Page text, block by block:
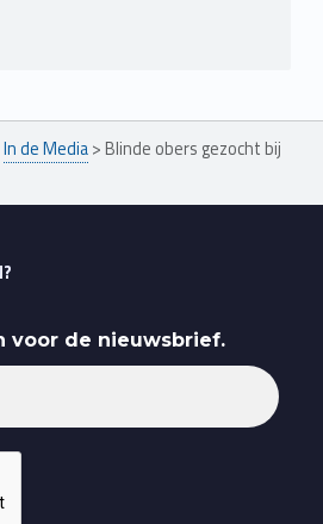
In de Media> Blinde obers gezocht bij
voor de nieuwsbrief.